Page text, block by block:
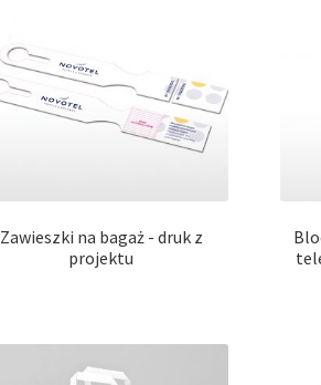
Zawieszki na bagaż - druk z
projektu